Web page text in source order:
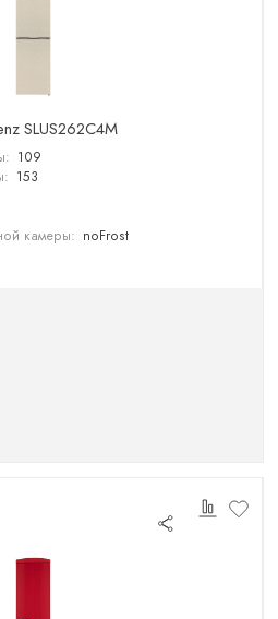
SLUS262C4M
109
153
камеры: noFrost